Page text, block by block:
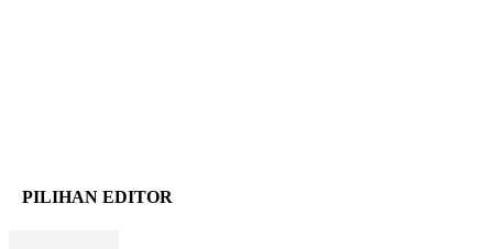
PILIHAN EDITOR